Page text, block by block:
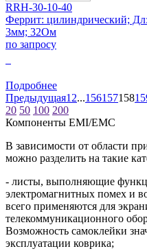
RRH-30-10-40
Феррит: цилиндрический;
3мм; 32Ом
по запросу
Подробнее
Предыдущая1 2...156157158
20 50 100 200
Компоненты EMI/EMC
В зависимости от области
можно разделить на такие
- листы, выполняющие
электромагнитных помех и
всего применяются для
телекоммуникационного
Возможность самоклейки
эксплуатации коврика;